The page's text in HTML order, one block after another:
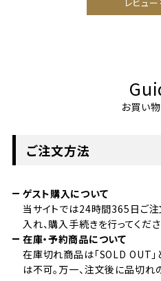
レビュー
お買い
ご注文方法
ゲスト購入について
当サイトでは24時間365日ご注
入れ、購入手続きを行ってくださ
在庫・予約商品について
在庫切れ商品は「SOLD OUT」
は不可。万一、注文後に品切